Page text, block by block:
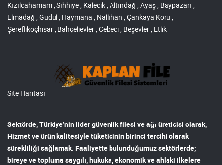
Kızılcahamam , Sıhhiye , Kalecik , Altındağ , Ayaş , Baypazarı ,
Elmadağ , Güdül , Haymana , Nallıhan , Çankaya Koru ,
Şereflikoçhisar , Bahçelievler , Cebeci , Beşevler , Etlik
Site Haritası
Sektörde, Türkiye’nin lidergüvenlik filesi ve ağı üreticisi olarak,
Hizmet ve ürün kalitesiyle tüketicinin birinci tercihi olarak
sürekliliği sağlamak. Faaliyette bulunduğumuz sektörlerde;
bireye ve topluma saygılı, hukuka, ekonomik ve ahlaki ilkelere